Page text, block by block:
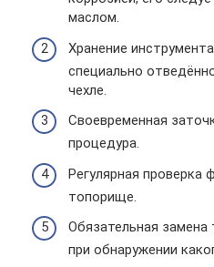
маслом.
Хранение
специально
чехле.
Своевременная
процедура.
Регулярная проверка
топорище.
Обязательная
при обнаружении